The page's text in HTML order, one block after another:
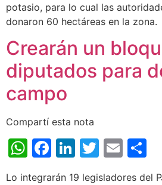
potasio, para lo cual las
donaron 60 hectáreas en la zona.
Crearán un
diputados para
campo
Compartí esta nota
WhatsApp
Facebook
LinkedIn
Twitter
Email
Lo integrarán 19 legisladores del